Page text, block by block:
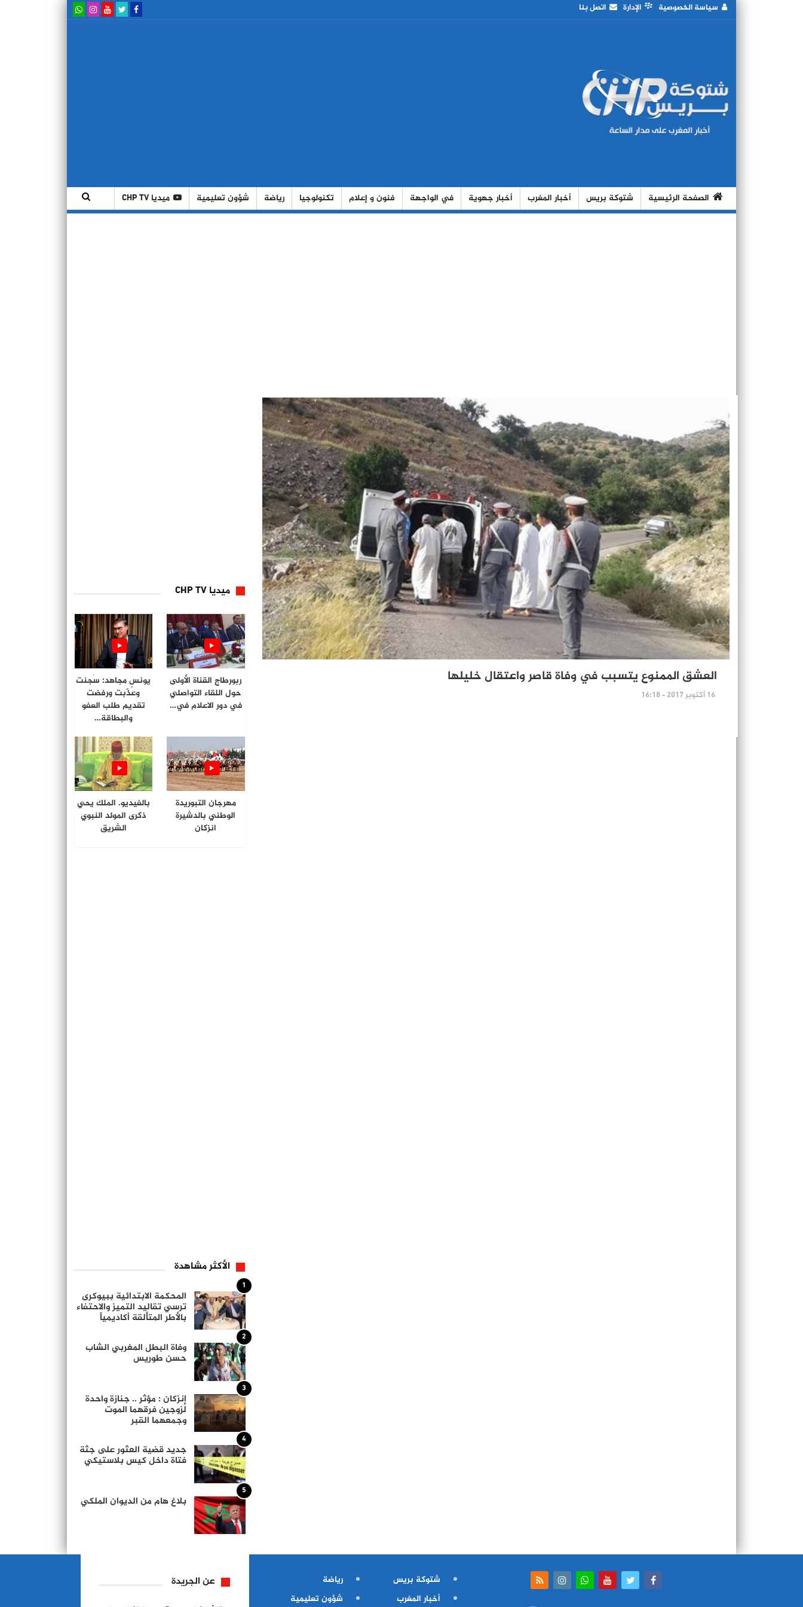
سياسة الخصوصية الإدارة اتصل بنا
الصفحة الرئيسية شتوكة بريس أخبار المغرب أخبار جهوية في الواجهة فنون و إعلام تكنولوجيا رياضة شؤون تعليمية ميديا CHP TV
العشق الممنوع يتسبب في وفاة قاصر واعتقال خليلها
16 أكتوبر 2017 - 16:18
ميديا CHP TV
ربورطاج القناة الأولى
حول اللقاء التواصلي
في دور الاعلام في…
يونس مجاهد: سُجنت
وعُذّبت ورفضت
تقديم طلب العفو
والبطاقة…
مهرجان التبوريدة
الوطني بالدشيرة
انزكان
بالفيديو. الملك يحي
ذكرى المولد النبوي
الشريق
الأكثر مشاهدة
1
المحكمة الابتدائية ببيوكرى
ترسي تقاليد التميز والاحتفاء
بالأطر المتألقة أكاديمياً
2
وفاة البطل المغربي الشاب
حسن طوريس
3
إنزكان : مؤثر .. جنازة واحدة
لزوجين فرقهما الموت
وجمعهما القبر
4
جديد قضية العثور على جثة
فتاة داخل كيس بلاستيكي
5
بلاغ هام من الديوان الملكي
شتوكة بريس
أخبار المغرب
رياضة
شؤون تعليمية
عن الجريدة